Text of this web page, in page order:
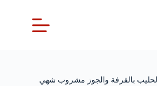
بالقرفة والجوز مشروب شهي